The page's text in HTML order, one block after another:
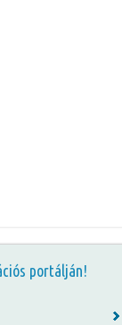
portálján!